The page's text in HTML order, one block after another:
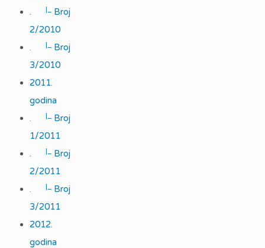
.
|_
Broj
2/2010
.
|_
Broj
3/2010
2011.
godina
.
|_
Broj
1/2011
.
|_
Broj
2/2011
.
|_
Broj
3/2011
2012.
godina